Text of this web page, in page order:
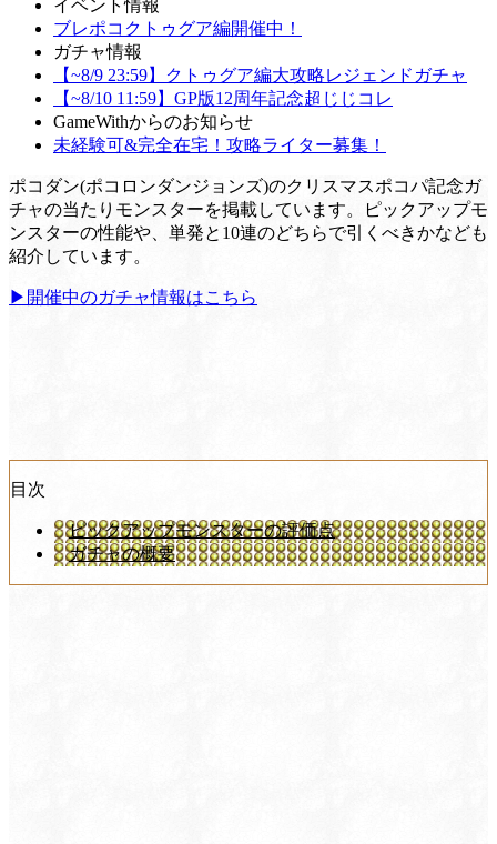
イベント情報
ブレポコクトゥグア編開催中！
ガチャ情報
【~8/9 23:59】クトゥグア編大攻略レジェンドガチャ
【~8/10 11:59】GP版12周年記念超じじコレ
GameWithからのお知らせ
未経験可&完全在宅！攻略ライター募集！
ポコダン(ポコロンダンジョンズ)のクリスマスポコパ記念ガ
チャの当たりモンスターを掲載しています。ピックアップモ
ンスターの性能や、単発と10連のどちらで引くべきかなども
紹介しています。
▶開催中のガチャ情報はこちら
目次
ピックアップモンスターの評価点
ガチャの概要